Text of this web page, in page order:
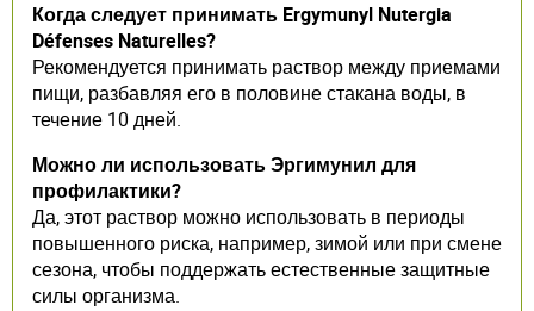
Когда следует принимать Ergymunyl Nutergia
Défenses Naturelles?
Рекомендуется принимать раствор между приемами
пищи, разбавляя его в половине стакана воды, в
течение 10 дней.
Можно ли использовать Эргимунил для
профилактики?
Да, этот раствор можно использовать в периоды
повышенного риска, например, зимой или при смене
сезона, чтобы поддержать естественные защитные
силы организма.